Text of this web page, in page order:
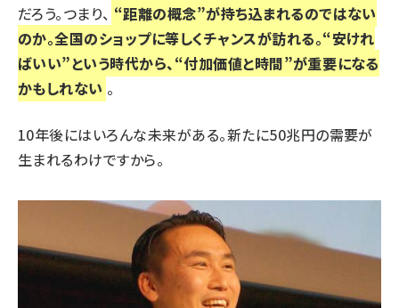
だろう。つまり、 “距離の概念”が持ち込まれるのではない
のか。全国のショップに等しくチャンスが訪れる。“安けれ
ばいい”という時代から、“付加価値と時間”が重要になる
かもしれない 。
10年後にはいろんな未来がある。新たに50兆円の需要が
生まれるわけですから。